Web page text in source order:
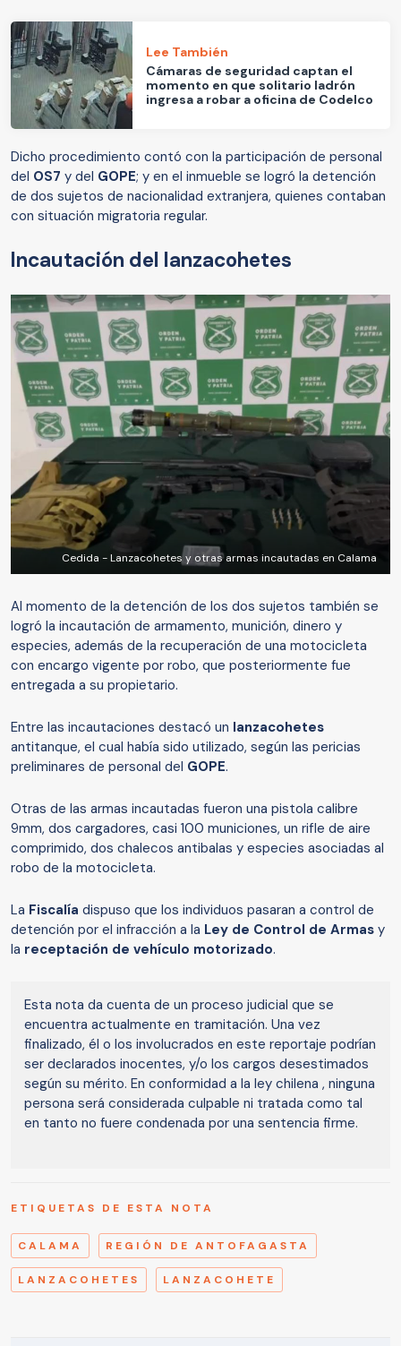
Lee También
Cámaras de seguridad captan el
momento en que solitario ladrón
ingresa a robar a oficina de Codelco
Dicho procedimiento contó con la participación de personal
del OS7 y del GOPE; y en el inmueble se logró la detención
de dos sujetos de nacionalidad extranjera, quienes contaban
con situación migratoria regular.
Incautación del lanzacohetes
Cedida - Lanzacohetes y otras armas incautadas en Calama
Al momento de la detención de los dos sujetos también se
logró la incautación de armamento, munición, dinero y
especies, además de la recuperación de una motocicleta
con encargo vigente por robo, que posteriormente fue
entregada a su propietario.
Entre las incautaciones destacó un lanzacohetes
antitanque, el cual había sido utilizado, según las pericias
preliminares de personal del GOPE.
Otras de las armas incautadas fueron una pistola calibre
9mm, dos cargadores, casi 100 municiones, un rifle de aire
comprimido, dos chalecos antibalas y especies asociadas al
robo de la motocicleta.
La Fiscalía dispuso que los individuos pasaran a control de
detención por el infracción a la Ley de Control de Armas y
la receptación de vehículo motorizado.
Esta nota da cuenta de un proceso judicial que se
encuentra actualmente en tramitación. Una vez
finalizado, él o los involucrados en este reportaje podrían
ser declarados inocentes, y/o los cargos desestimados
según su mérito. En conformidad a la ley chilena , ninguna
persona será considerada culpable ni tratada como tal
en tanto no fuere condenada por una sentencia firme.
ETIQUETAS DE ESTA NOTA
CALAMA REGIÓN DE ANTOFAGASTA
LANZACOHETES LANZACOHETE